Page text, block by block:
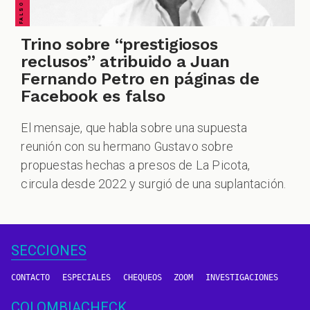
Trino sobre “prestigiosos
reclusos” atribuido a Juan
Fernando Petro en páginas de
Facebook es falso
El mensaje, que habla sobre una supuesta
reunión con su hermano Gustavo sobre
propuestas hechas a presos de La Picota,
circula desde 2022 y surgió de una suplantación.
SECCIONES
CONTACTO ESPECIALES CHEQUEOS ZOOM INVESTIGACIONES